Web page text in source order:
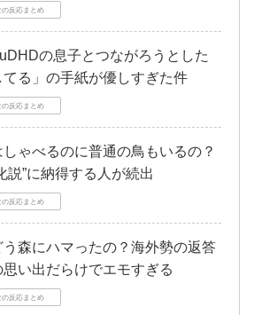
の反応まとめ
の息子とつながろうとした
る」の手紙が優しすぎた件
の反応まとめ
ゃべるのに普通の鳥もいるの？
説”に納得する人が続出
の反応まとめ
森にハマったの？海外勢の返答
い出だらけでエモすぎる
の反応まとめ